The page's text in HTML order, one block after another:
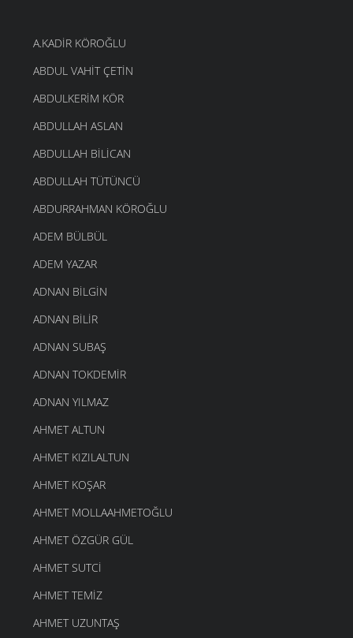
A.KADIR KÖROĞLU
ABDUL VAHIT ÇETIN
ABDULKERIM KÖR
ABDULLAH ASLAN
ABDULLAH BILICAN
ABDULLAH TÜTÜNCÜ
ABDURRAHMAN KÖROĞLU
ADEM BÜLBÜL
ADEM YAZAR
ADNAN BILGIN
ADNAN BILIR
ADNAN SUBAŞ
ADNAN TOKDEMIR
ADNAN YILMAZ
AHMET ALTUN
AHMET KIZILALTUN
AHMET KOŞAR
AHMET MOLLAAHMETOĞLU
AHMET ÖZGÜR GÜL
AHMET SUTCI
AHMET TEMIZ
AHMET UZUNTAŞ